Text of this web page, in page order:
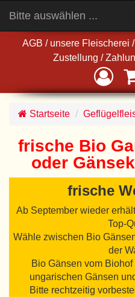
AGB / unsere Fleischerei /
Zustellung /
Bitte auswählen ...
Startseite
frische Bio
oder
frische
Ab September wieder
Top-
Wähle zwischen Bio
der
Bio Gänsen vom
ungarischen Gänsen
Bitte rechtzeitig